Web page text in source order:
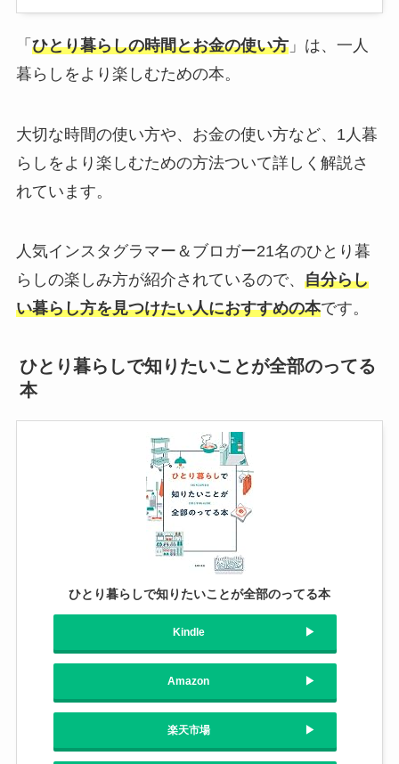
「 ひとり暮らしの時間とお金の使い方」は、一人
暮らしをより楽しむための本。
大切な時間の使い方や、お金の使い方など、1人暮
らしをより楽しむための方法ついて詳しく解説さ
れています。
人気インスタグラマー＆ブロガー21名のひとり暮
らしの楽しみ方が紹介されているので、 自分らし
い暮らし方を見つけたい人におすすめの本です。
ひとり暮らしで知りたいことが全部のってる
本
ひとり暮らしで知りたいことが全部のってる本
Kindle
Amazon
楽天市場